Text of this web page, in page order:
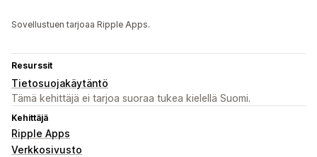
Sovellustuen tarjoaa Ripple Apps.
Resurssit
Tietosuojakäytäntö
Tämä kehittäjä ei tarjoa suoraa tukea kielellä Suomi.
Kehittäjä
Ripple Apps
Verkkosivusto